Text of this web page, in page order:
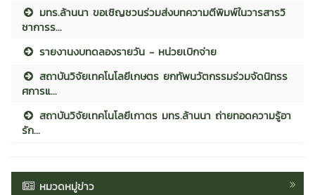
มทร.ล้านนา ขอเชิญชวนร่วมส่งบทความตีพิมพ์ในวารสารวิ
ชาการร...
รายงานงบทดลองรายวัน - หน่วยเบิกจ่าย
สถาบันวิจัยเทคโนโลยีเกษตร ยกทัพนวัตกรรมร่วมจัดนิทรร
ศการแ...
สถาบันวิจัยเทคโนโลยีเกาตร มทร.ล้านนา ถ่ายทอดความรู้อา
รัก...
หมวดหมู่ข่าว